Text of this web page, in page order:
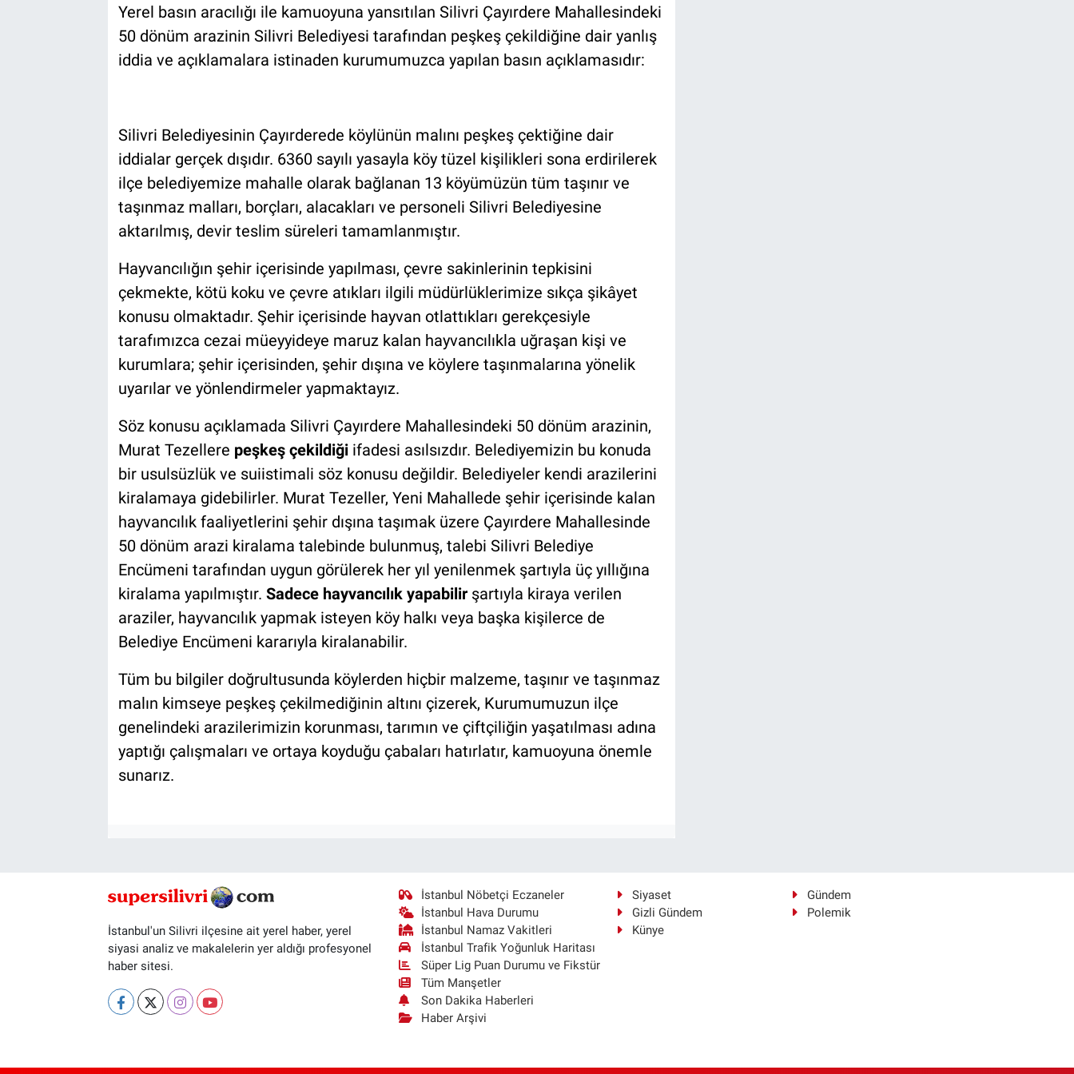
Yerel basın aracılığı ile kamuoyuna yansıtılan Silivri Çayırdere Mahallesindeki
50 dönüm arazinin Silivri Belediyesi tarafından peşkeş çekildiğine dair yanlış
iddia ve açıklamalara istinaden kurumumuzca yapılan basın açıklamasıdır:
Silivri Belediyesinin Çayırderede köylünün malını peşkeş çektiğine dair
iddialar gerçek dışıdır. 6360 sayılı yasayla köy tüzel kişilikleri sona erdirilerek
ilçe belediyemize mahalle olarak bağlanan 13 köyümüzün tüm taşınır ve
taşınmaz malları, borçları, alacakları ve personeli Silivri Belediyesine
aktarılmış, devir teslim süreleri tamamlanmıştır.
Hayvancılığın şehir içerisinde yapılması, çevre sakinlerinin tepkisini
çekmekte, kötü koku ve çevre atıkları ilgili müdürlüklerimize sıkça şikâyet
konusu olmaktadır. Şehir içerisinde hayvan otlattıkları gerekçesiyle
tarafımızca cezai müeyyideye maruz kalan hayvancılıkla uğraşan kişi ve
kurumlara; şehir içerisinden, şehir dışına ve köylere taşınmalarına yönelik
uyarılar ve yönlendirmeler yapmaktayız.
Söz konusu açıklamada Silivri Çayırdere Mahallesindeki 50 dönüm arazinin,
Murat Tezellere peşkeş çekildiği ifadesi asılsızdır. Belediyemizin bu konuda
bir usulsüzlük ve suiistimali söz konusu değildir. Belediyeler kendi arazilerini
kiralamaya gidebilirler. Murat Tezeller, Yeni Mahallede şehir içerisinde kalan
hayvancılık faaliyetlerini şehir dışına taşımak üzere Çayırdere Mahallesinde
50 dönüm arazi kiralama talebinde bulunmuş, talebi Silivri Belediye
Encümeni tarafından uygun görülerek her yıl yenilenmek şartıyla üç yıllığına
kiralama yapılmıştır. Sadece hayvancılık yapabilirşartıyla kiraya verilen
araziler, hayvancılık yapmak isteyen köy halkı veya başka kişilerce de
Belediye Encümeni kararıyla kiralanabilir.
Tüm bu bilgiler doğrultusunda köylerden hiçbir malzeme, taşınır ve taşınmaz
malın kimseye peşkeş çekilmediğinin altını çizerek, Kurumumuzun ilçe
genelindeki arazilerimizin korunması, tarımın ve çiftçiliğin yaşatılması adına
yaptığı çalışmaları ve ortaya koyduğu çabaları hatırlatır, kamuoyuna önemle
sunarız.
İstanbul'un Silivri ilçesine ait yerel haber, yerel
siyasi analiz ve makalelerin yer aldığı profesyonel
haber sitesi.
İstanbul Nöbetçi Eczaneler
İstanbul Hava Durumu
İstanbul Namaz Vakitleri
İstanbul Trafik Yoğunluk Haritası
Süper Lig Puan Durumu ve Fikstür
Tüm Manşetler
Son Dakika Haberleri
Haber Arşivi
Siyaset
Gündem
Gizli Gündem
Polemik
Künye